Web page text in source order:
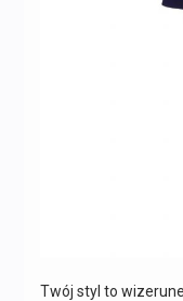
Twój styl to